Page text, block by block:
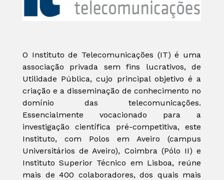
O Instituto de Telecomunicações (IT) é uma
associação privada sem fins lucrativos, de
Utilidade Pública, cujo principal objetivo é a
criação e a disseminação de conhecimento no
domínio das telecomunicações.
Essencialmente vocacionado para a
investigação científica pré-competitiva, este
Instituto, com Polos em Aveiro (campus
Universitários de Aveiro), Coimbra (Pólo II) e
Instituto Superior Técnico em Lisboa, reúne
mais de 400 colaboradores, dos quais mais